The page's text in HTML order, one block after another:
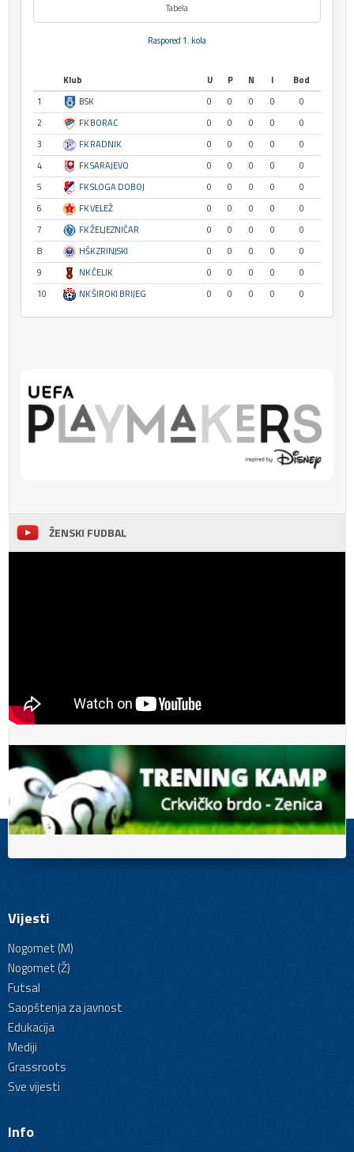
Tabela
Raspored 1. kola
Klub U P N I
Bod
1
BSK 0 0 0 0
0
2
FK BORAC 0 0 0 0
0
3
FK RADNIK 0 0 0 0
0
4
FK SARAJEVO 0 0 0 0
0
5
FK SLOGA DOBOJ 0 0 0 0
0
6
FK VELEŽ 0 0 0 0
0
7
FK ŽELJEZNIČAR 0 0 0 0
0
8
HŠK ZRINJSKI 0 0 0 0
0
9
NK ČELIK 0 0 0 0
0
10
NK ŠIROKI BRIJEG 0 0 0 0 0
ŽENSKI FUDBAL
Vijesti
Nogomet (M)
Nogomet (Ž)
Futsal
Saopštenja za javnost
Edukacija
Mediji
Grassroots
Sve vijesti
Info